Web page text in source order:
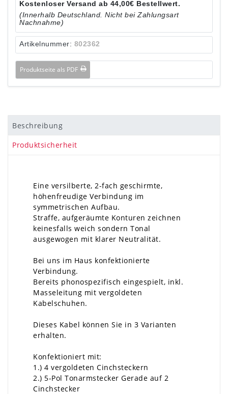
Kostenloser Versand ab 44,00€ Bestellwert.
(Innerhalb Deutschland. Nicht bei Zahlungsart
Nachnahme)
Artikelnummer: 802362
Produktseite als PDF
Beschreibung
Produktsicherheit
Eine versilberte, 2-fach geschirmte,
höhenfreudige Verbindung im
symmetrischen Aufbau.
Straffe, aufgeräumte Konturen zeichnen
keinesfalls weich sondern Tonal
ausgewogen mit klarer Neutralität.
Bei uns im Haus konfektionierte
Verbindung.
Bereits phonospezifisch eingespielt, inkl.
Masseleitung mit vergoldeten
Kabelschuhen.
Dieses Kabel können Sie in 3 Varianten
erhalten.
Konfektioniert mit:
1.) 4 vergoldeten Cinchsteckern
2.) 5-Pol Tonarmstecker Gerade auf 2
Cinchstecker